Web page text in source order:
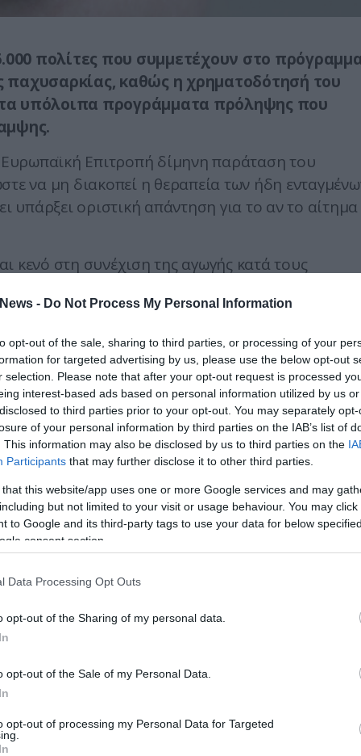
- Do Not Process My Personal Information
opt-out of the sale, sharing to third parties, or processing of your
for targeted advertising by us, please use the below opt-out
selection. Please note that after your opt-out request is processed
interest-based ads based on personal information utilized by us
to third parties prior to your opt-out. You may separately
of your personal information by third parties on the IAB’s list of
This information may also be disclosed by us to third parties on the
Participants that may further disclose it to other third parties.
that this website/app uses one or more Google services and may
but not limited to your visit or usage behaviour. You may
to Google and its third-party tags to use your data for below
consent section.
Data Processing Opt Outs
opt-out of the Sharing of my personal data.
opt-out of the Sale of my Personal Data.
opt-out of processing my Personal Data for Targeted
πολίτες που συμμετέχουν στο
καθώς η χρηματοδότησή του
τα υπόλοιπα προγράμματα πρόληψης που
Ευρωπαϊκή Επιτροπή δίμηνη παράταση του
να μη διακοπεί η θεραπεία των ήδη
υπάρξει οριστική απάντηση για το αν το αίτημα
κενό στη συνέχιση της αγωγής κατά τους
ανακοινώσει ότι από τον Σεπτέμβριο το
με εθνική χρηματοδότηση.
ότι βρίσκονται σε εξέλιξη διαβουλεύσεις με
ορισμένα προγράμματα ιδιαίτερης σημασίας
έως τις 31 Αυγούστου.
Υγείας, Ειρήνη Αγαπηδάκη, ανέφερε ότι
για τους περίπου 46.000 δικαιούχους, οι
συνολικά οκτώ δόσεις θεραπείας. Όπως
δυνατότητες ώστε να αντιμετωπιστεί το ζήτημα.
προγράμματος μετατέθηκε για τον Δεκέμβριο,
μην έχει ολοκληρωθεί πριν από τη λήξη της
διακοπεί πρόωρα, αρκετοί ειδικοί εκφράζουν
έχουν ήδη επιτευχθεί, ενώ όσοι θελήσουν να
σημαντικό μηνιαίο κόστος.
Ο βουλευτής του ΠΑΣΟΚ, Δημήτρης
προετοίμασε εγκαίρως τη συνέχιση του
από την έναρξή του τη συγκεκριμένη
τη χρηματοδότηση για την απρόσκοπτη